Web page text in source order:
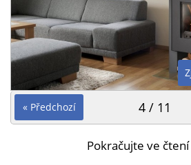
« Předchozí 4 / 11
Pokračujte ve čtení